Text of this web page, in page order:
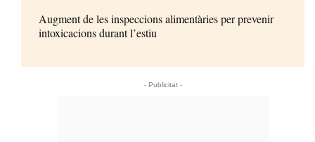
Augment de les inspeccions alimentàries per prevenir
intoxicacions durant l’estiu
- Publicitat -